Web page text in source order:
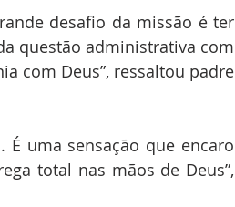
desafio da missão é ter
questão administrativa com
com Deus”, ressaltou padre
uma sensação que encaro
total nas mãos de Deus”,